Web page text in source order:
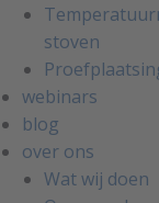
stoven
webinars
blog
over ons
Wat wij doen